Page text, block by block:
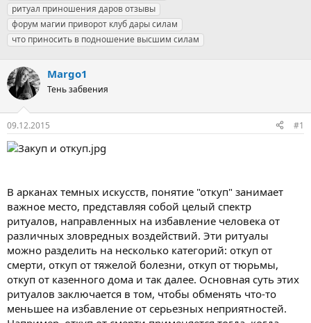
ритуал приношения даров отзывы
форум магии приворот клуб дары силам
что приносить в подношение высшим силам
Margo1
Тень забвения
09.12.2015 #1
В арканах темных искусств, понятие "откуп" занимает
важное место, представляя собой целый спектр
ритуалов, направленных на избавление человека от
различных зловредных воздействий. Эти ритуалы
можно разделить на несколько категорий: откуп от
смерти, откуп от тяжелой болезни, откуп от тюрьмы,
откуп от казенного дома и так далее. Основная суть этих
ритуалов заключается в том, чтобы обменять что-то
меньшее на избавление от серьезных неприятностей.